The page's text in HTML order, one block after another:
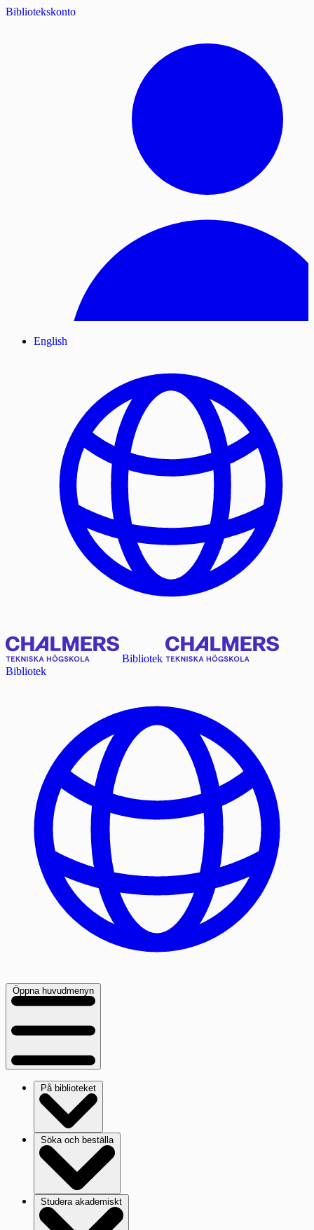
Bibliotekskonto
English
Bibliotek
Bibliotek
Öppna huvudmenyn
På biblioteket
Söka och beställa
Studera akademiskt